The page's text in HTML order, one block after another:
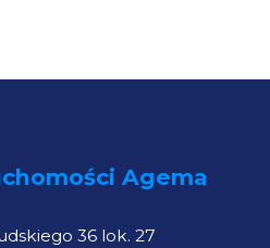
Agema
36 lok. 27